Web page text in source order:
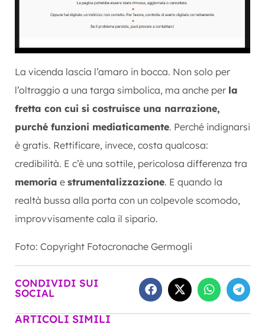
La vicenda lascia l’amaro in bocca. Non solo per
l’oltraggio a una targa simbolica, ma anche per la
fretta con cui si costruisce una narrazione,
purché funzioni mediaticamente. Perché indignarsi
è gratis. Rettificare, invece, costa qualcosa:
credibilità. E c’è una sottile, pericolosa differenza tra
memoria e strumentalizzazione. E quando la
realtà bussa alla porta con un colpevole scomodo,
improvvisamente cala il sipario.
Foto: Copyright Fotocronache Germogli
CONDIVIDI SUI
SOCIAL
ARTICOLI SIMILI